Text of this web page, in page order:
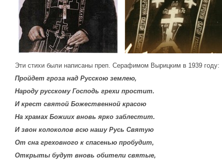
Эти стихи были написаны преп. Серафимом Вырицким в 1939 году:
Пройдет гроза над Русскою землею,
Народу русскому Господь грехи простит.
И крест святой Божественной красою
На храмах Божиих вновь ярко заблестит.
И звон колоколов всю нашу Русь Святую
От сна греховного к спасенью пробудит,
Открыты будут вновь обители святые,